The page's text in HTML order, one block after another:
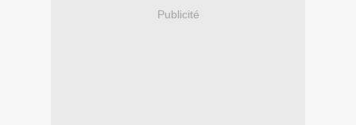
Publicité